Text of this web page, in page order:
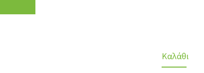
Καλάθι